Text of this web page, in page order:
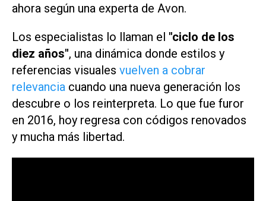
ahora según una experta de Avon.
Los especialistas lo llaman el "ciclo de los
diez años", una dinámica donde estilos y
referencias visuales vuelven a cobrar
relevancia cuando una nueva generación los
descubre o los reinterpreta. Lo que fue furor
en 2016, hoy regresa con códigos renovados
y mucha más libertad.